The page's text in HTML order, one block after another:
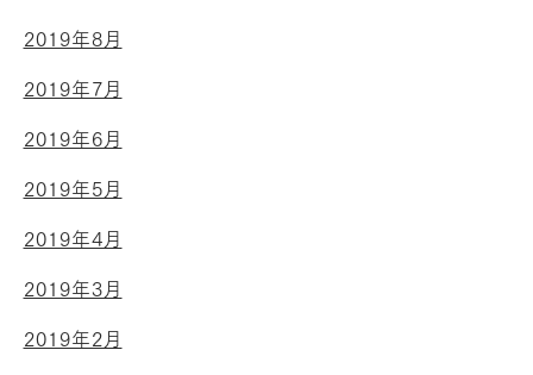
2019年8月
2019年7月
2019年6月
2019年5月
2019年4月
2019年3月
2019年2月